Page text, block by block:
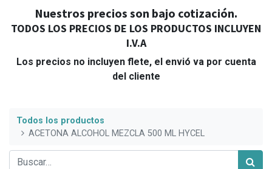
Nuestros precios son bajo cotización.
TODOS LOS PRECIOS DE LOS PRODUCTOS INCLUYEN
I.V.A
Los precios no incluyen flete, el envió va por cuenta
del cliente
Todos los productos
ACETONA ALCOHOL MEZCLA 500 ML HYCEL